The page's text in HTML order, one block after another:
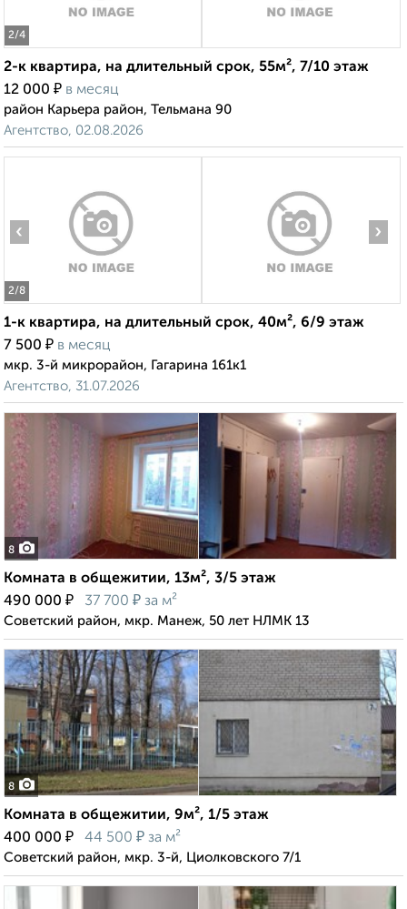
2/4
2-к квартира, на длительный срок, 55м², 7/10 этаж
12 000 ₽ в месяц
район Карьера район, Тельмана 90
Агентство, 02.08.2026
2/8
‹ ›
1-к квартира, на длительный срок, 40м², 6/9 этаж
7 500 ₽ в месяц
мкр. 3-й микрорайон, Гагарина 161к1
Агентство, 31.07.2026
8
Комната в общежитии, 13м², 3/5 этаж
490 000 ₽ 37 700 ₽ за м²
Советский район, мкр. Манеж, 50 лет НЛМК 13
8
Комната в общежитии, 9м², 1/5 этаж
400 000 ₽ 44 500 ₽ за м²
Советский район, мкр. 3-й, Циолковского 7/1